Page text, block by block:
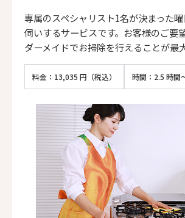
専属のスペシャリスト1名が決まった
伺いするサービスです。お客様のご要
ダーメイドでお掃除を行えることが最
料金：13,035 円（税込） 時間：2.5 時間